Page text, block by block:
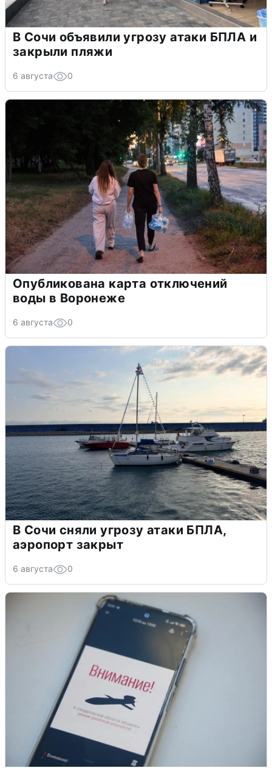
В Сочи объявили угрозу атаки БПЛА и
закрыли пляжи
6 августа 0
Опубликована карта отключений
воды в Воронеже
6 августа 0
В Сочи сняли угрозу атаки БПЛА,
аэропорт закрыт
6 августа 0